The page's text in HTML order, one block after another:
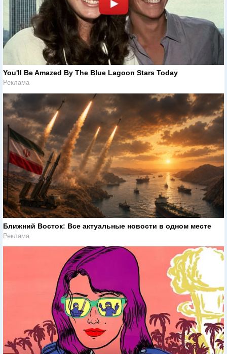
You'll Be Amazed By The Blue Lagoon Stars Today
Реклама
Ближний Восток: Все актуальные новости в одном месте
Реклама